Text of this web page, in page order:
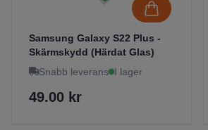
Samsung Galaxy S22 Plus -
Skärmskydd (Härdat Glas)
Snabb leverans I lager
49.00 kr